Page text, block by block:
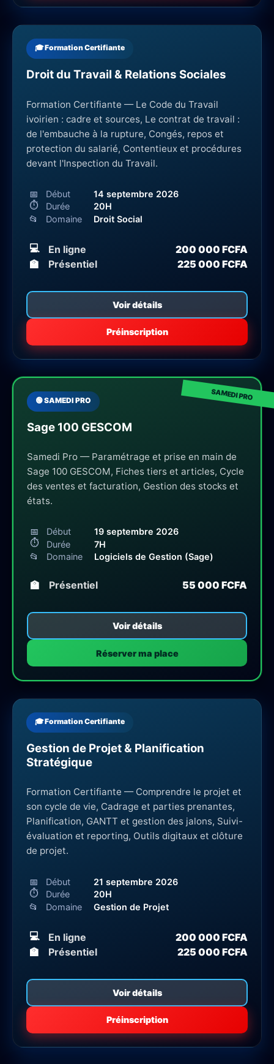
🎓 Formation Certifiante
Droit du Travail & Relations Sociales
Formation Certifiante — Le Code du Travail
ivoirien : cadre et sources, Le contrat de travail :
de l'embauche à la rupture, Congés, repos et
protection du salarié, Contentieux et procédures
devant l'Inspection du Travail.
📅 Début
14 septembre 2026
⏱
Durée
20H
📂
Domaine Droit Social
💻 En ligne
200 000 FCFA
🏫
Présentiel 225 000 FCFA
Voir détails
Préinscription
🟢 SAMEDI PRO
Sage 100 GESCOM
Samedi Pro — Paramétrage et prise en main de
Sage 100 GESCOM, Fiches tiers et articles, Cycle
des ventes et facturation, Gestion des stocks et
états.
📅 Début
19 septembre 2026
⏱
Durée
7H
📂
Domaine Logiciels de Gestion (Sage)
🏫 Présentiel 55 000 FCFA
Voir détails
Réserver ma place
🎓 Formation Certifiante
Gestion de Projet & Planification
Stratégique
Formation Certifiante — Comprendre le projet et
son cycle de vie, Cadrage et parties prenantes,
Planification, GANTT et gestion des jalons, Suivi-
évaluation et reporting, Outils digitaux et clôture
de projet.
📅 Début
21 septembre 2026
⏱
Durée
20H
📂
Domaine Gestion de Projet
💻 En ligne
200 000 FCFA
🏫
Présentiel 225 000 FCFA
Voir détails
Préinscription